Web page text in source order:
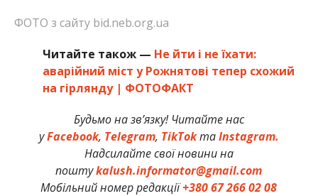
ФОТО з сайту bid.neb.org.ua
Читайте також — Не йти і не їхати:
аварійний міст у Рожнятові тепер схожий
на гірлянду | ФОТОФАКТ
Будьмо на зв’язку! Читайте нас
уFacebook, Telegram, TikTokтаInstagram.
Надсилайте свої новини на
поштуkalush.informator@gmail.com
Мобільний номер редакції+380 67 266 02 08